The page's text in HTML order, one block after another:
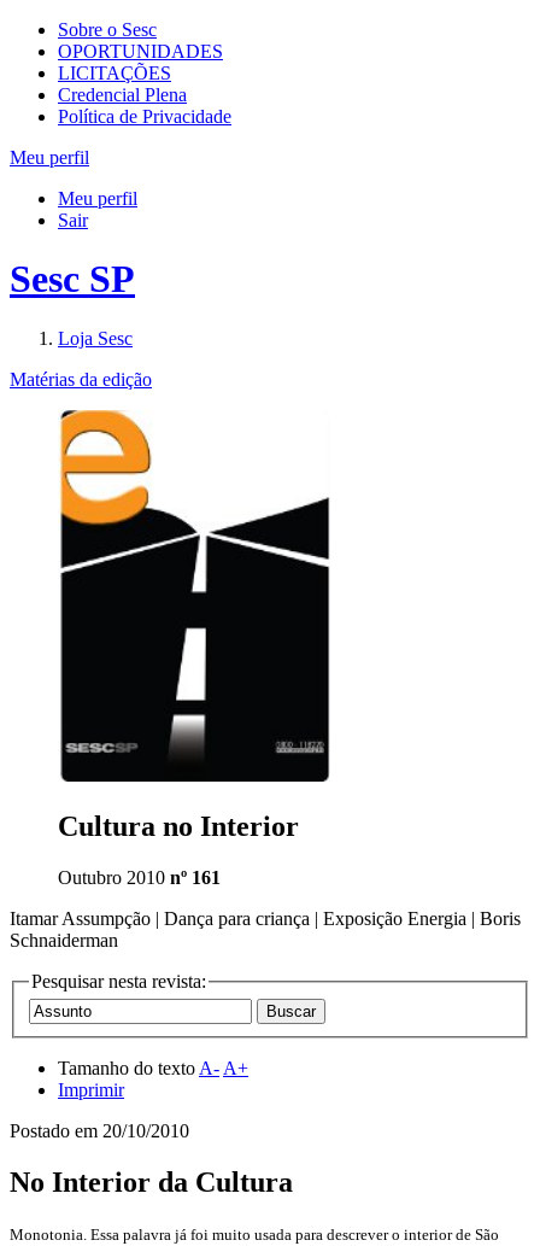
Sobre o Sesc
OPORTUNIDADES
LICITAÇÕES
Credencial Plena
Política de Privacidade
Meu perfil
Meu perfil
Sair
Sesc SP
Loja Sesc
Matérias da edição
Cultura no Interior
Outubro 2010 nº 161
Itamar Assumpção | Dança para criança | Exposição Energia | Boris
Schnaiderman
Pesquisar nesta revista:
Tamanho do texto A- A+
Imprimir
Postado em 20/10/2010
No Interior da Cultura
Monotonia. Essa palavra já foi muito usada para descrever o interior de São